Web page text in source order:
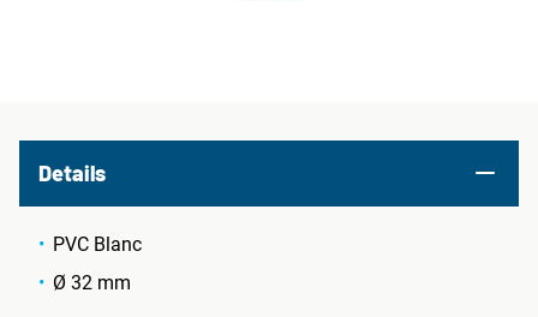
Details
PVC Blanc
Ø 32 mm